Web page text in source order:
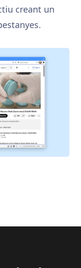
creant un